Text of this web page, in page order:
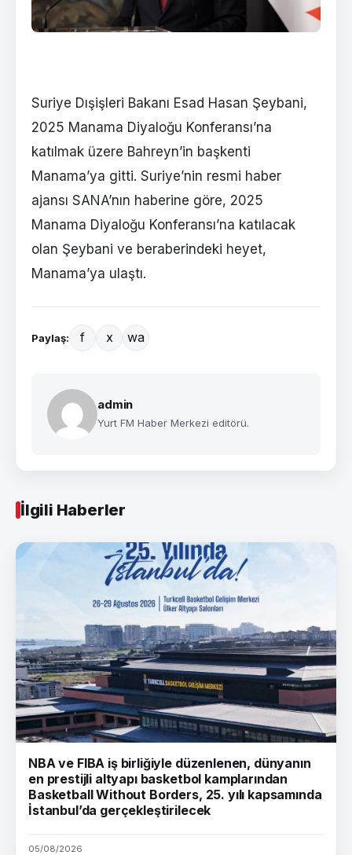
Suriye Dışişleri Bakanı Esad Hasan Şeybani,
2025 Manama Diyaloğu Konferansı’na
katılmak üzere Bahreyn’in başkenti
Manama’ya gitti. Suriye’nin resmi haber
ajansı SANA’nın haberine göre, 2025
Manama Diyaloğu Konferansı’na katılacak
olan Şeybani ve beraberindeki heyet,
Manama’ya ulaştı.
Paylaş: f x wa
admin
Yurt FM Haber Merkezi editörü.
İlgili Haberler
NBA ve FIBA iş birliğiyle düzenlenen, dünyanın
en prestijli altyapı basketbol kamplarından
Basketball Without Borders, 25. yılı kapsamında
İstanbul’da gerçekleştirilecek
05/08/2026